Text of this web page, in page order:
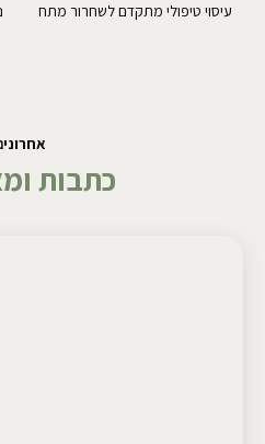
עיסוי טיפולי מתקדם לשחרור מתח
כתבות